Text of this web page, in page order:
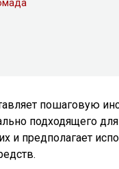
пошаговую
подходящего
и предполагает